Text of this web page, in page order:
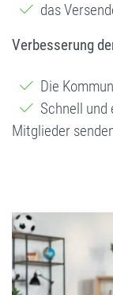
das
Verbesserung
Die
Schnell
Mitglieder